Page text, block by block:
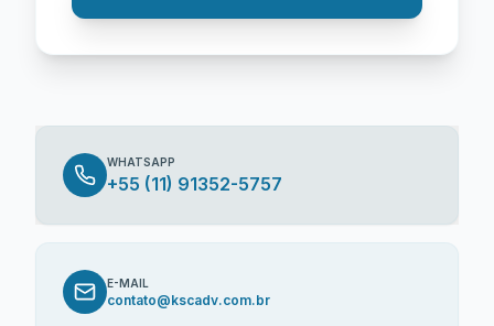
WHATSAPP
+55 (11) 91352-5757
E-MAIL
contato@kscadv.com.br